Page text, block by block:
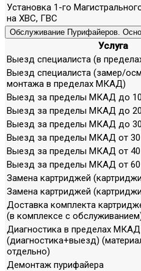
Установка 1-го
на ХВС, ГВС
Обслуживание Пурифайеров.
Услуга
Выезд специалиста (в
Выезд специалиста (замер/
монтажа в пределах МКАД)
Выезд за пределы МКАД до
Выезд за пределы МКАД до
Выезд за пределы МКАД до
Выезд за пределы МКАД от 30
Выезд за пределы МКАД от
Выезд за пределы МКАД от
Замена картриджей
Замена картриджей
Доставка комплекта
(в комплексе с
Диагностика в пределах МКАД
(диагностика+выезд)
отдельно)
Демонтаж пурифайера